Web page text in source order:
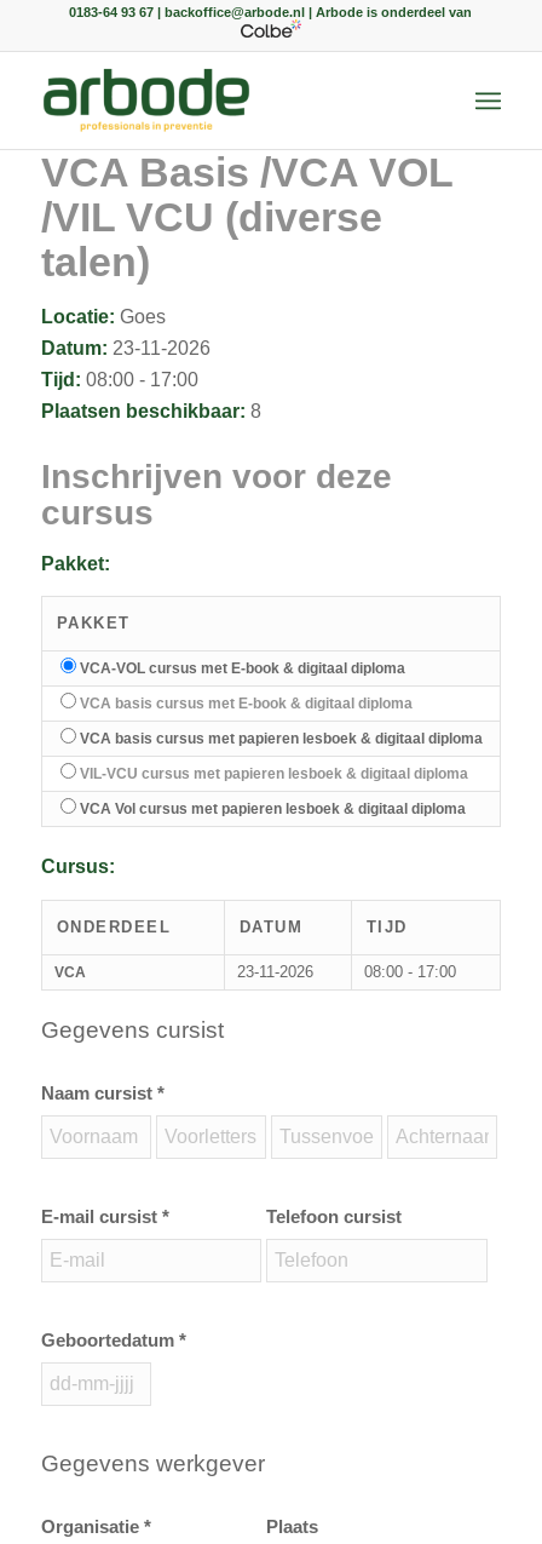
0183-64 93 67 | backoffice@arbode.nl | Arbode is onderdeel van
VCA Basis /VCA VOL
/VIL VCU (diverse
talen)
Locatie: Goes
Datum: 23-11-2026
Tijd: 08:00 - 17:00
Plaatsen beschikbaar: 8
Inschrijven voor deze
cursus
Pakket:
PAKKET
VCA-VOL cursus met E-book & digitaal diploma
VCA basis cursus met E-book & digitaal diploma
VCA basis cursus met papieren lesboek & digitaal diploma
VIL-VCU cursus met papieren lesboek & digitaal diploma
VCA Vol cursus met papieren lesboek & digitaal diploma
Cursus:
ONDERDEEL DATUM TIJD
VCA 23-11-2026 08:00 - 17:00
Gegevens cursist
Naam cursist *
E-mail cursist * Telefoon cursist
Geboortedatum *
Gegevens werkgever
Organisatie * Plaats